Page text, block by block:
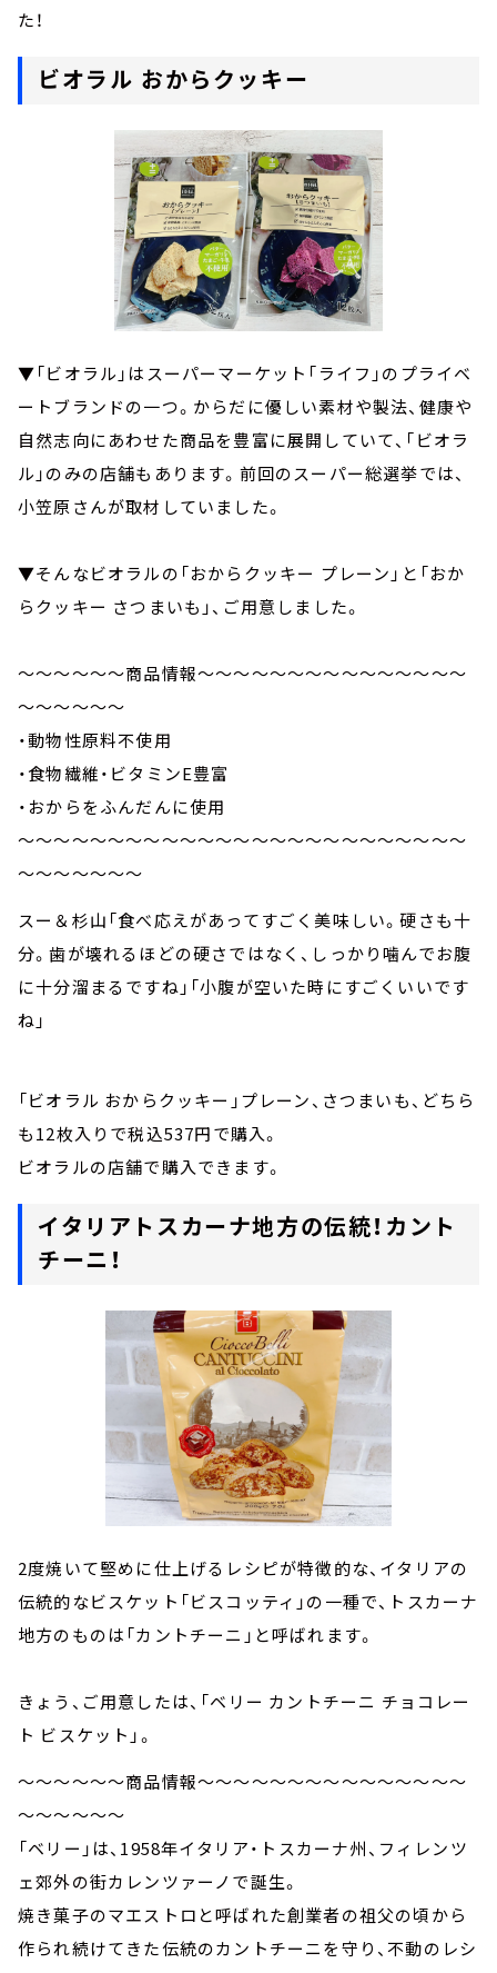
た！
ビオラル おからクッキー
▼「ビオラル」はスーパーマーケット「ライフ」のプライベ
ートブランドの一つ。からだに優しい素材や製法、健康や
自然志向にあわせた商品を豊富に展開していて、「ビオラ
ル」のみの店舗もあります。前回のスーパー総選挙では、
小笠原さんが取材していました。
▼そんなビオラルの「おからクッキー プレーン」と「おか
らクッキー さつまいも」、ご用意しました。
～～～～～～商品情報～～～～～～～～～～～～～～～
～～～～～～
・動物性原料不使用
・食物繊維・ビタミンE豊富
・おからをふんだんに使用
～～～～～～～～～～～～～～～～～～～～～～～～～
～～～～～～～
スー＆杉山「食べ応えがあってすごく美味しい。硬さも十
分。歯が壊れるほどの硬さではなく、しっかり噛んでお腹
に十分溜まるですね」「小腹が空いた時にすごくいいです
ね」
「ビオラル おからクッキー」プレーン、さつまいも、どちら
も12枚入りで税込537円で購入。
ビオラルの店舗で購入できます。
イタリアトスカーナ地方の伝統！カント
チーニ！
2度焼いて堅めに仕上げるレシピが特徴的な、イタリアの
伝統的なビスケット「ビスコッティ」の一種で、トスカーナ
地方のものは「カントチーニ」と呼ばれます。
きょう、ご用意したは、「ベリー カントチーニ チョコレー
ト ビスケット」。
～～～～～～商品情報～～～～～～～～～～～～～～～
～～～～～～
「ベリー」は、1958年イタリア・トスカーナ州、フィレンツ
ェ郊外の街カレンツァーノで誕生。
焼き菓子のマエストロと呼ばれた創業者の祖父の頃から
作られ続けてきた伝統のカントチーニを守り、不動のレシ